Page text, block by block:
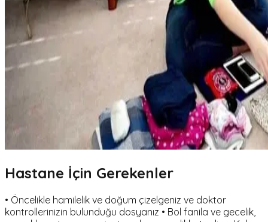
Hastane İçin Gerekenler
• Öncelikle hamilelik ve doğum çizelgeniz ve doktor
kontrollerinizin bulunduğu dosyanız • Bol fanila ve gecelik,